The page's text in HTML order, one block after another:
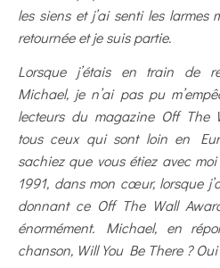
les siens et j’ai senti les larmes
retournée et je suis partie.
Lorsque j’étais en train de
Michael, je n’ai pas pu
lecteurs du magazine Off The
tous ceux qui sont loin en
sachiez que vous étiez avec
1991, dans mon cœur, lorsque
donnant ce Off The Wall
énormément. Michael, en
chanson, Will You Be There ?